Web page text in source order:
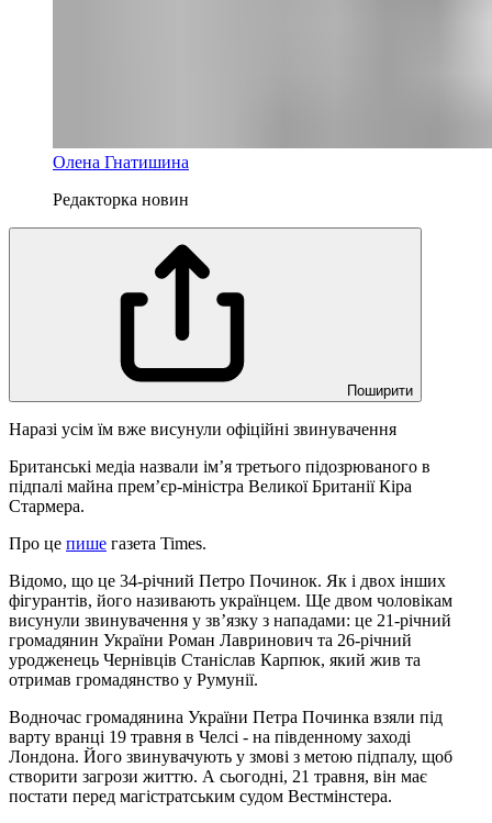
Олена Гнатишина
Редакторка новин
Поширити
Наразі усім їм вже висунули офіційні звинувачення
Британські медіа назвали ім’я третього підозрюваного в
підпалі майна прем’єр-міністра Великої Британії Кіра
Стармера.
Про це пише газета Times.
Відомо, що це 34-річний Петро Починок. Як і двох інших
фігурантів, його називають українцем. Ще двом чоловікам
висунули звинувачення у зв’язку з нападами: це 21-річний
громадянин України Роман Лавринович та 26-річний
уродженець Чернівців Станіслав Карпюк, який жив та
отримав громадянство у Румунії.
Водночас громадянина України Петра Починка взяли під
варту вранці 19 травня в Челсі - на південному заході
Лондона. Його звинувачують у змові з метою підпалу, щоб
створити загрози життю. А сьогодні, 21 травня, він має
постати перед магістратським судом Вестмінстера.